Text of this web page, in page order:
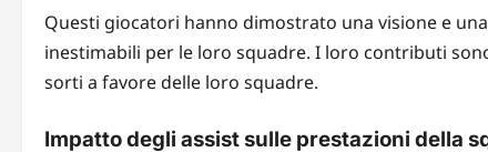
Questi giocatori hanno dimostrato una visione e
inestimabili per le loro squadre. I loro contributi
sorti a favore delle loro squadre.
Impatto degli assist sulle prestazioni della